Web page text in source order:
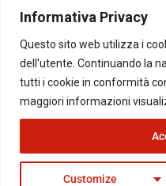
Informativa Privacy
Questo sito web utilizza i
dell'utente. Continuando la
tutti i cookie in conformità
maggiori informazioni
Customize
Per
© Copyright 2026 - Il Blog di